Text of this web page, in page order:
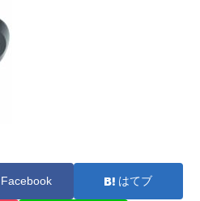
Facebook はてブ